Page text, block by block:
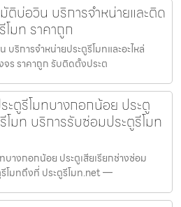
ติบ่อวิน บริการจำหน่ายและติด
มท ราคาถูก
ริการจำหน่ายประตูรีโมทและอะไหล่
ร ราคาถูก รับติดตั้งประต
ะตูรีโมทบางกอกน้อย ประตู
โมท บริการรับซ่อมประตูรีโมท
างกอกน้อย ประตูเสียเรียกช่างซ่อม
โมทถึงที่ ประตูรีโมท.net —